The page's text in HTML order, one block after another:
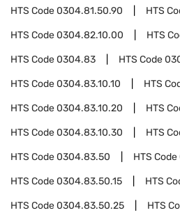
HTS Code0304.81.50.90 HTS
HTS Code0304.82.10.00 HTS
HTS Code0304.83 HTS Code
HTS Code0304.83.10.10 HTS
HTS Code0304.83.10.20 HTS
HTS Code0304.83.10.30 HTS
HTS Code0304.83.50 HTS Code
HTS Code0304.83.50.15 HTS
HTS Code0304.83.50.25 HTS